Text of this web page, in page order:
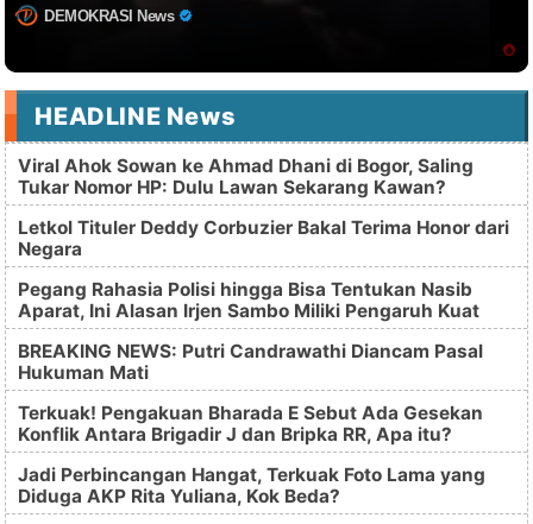
DEMOKRASI News
HEADLINE News
Viral Ahok Sowan ke Ahmad Dhani di Bogor, Saling
Tukar Nomor HP: Dulu Lawan Sekarang Kawan?
Letkol Tituler Deddy Corbuzier Bakal Terima Honor dari
Negara
Pegang Rahasia Polisi hingga Bisa Tentukan Nasib
Aparat, Ini Alasan Irjen Sambo Miliki Pengaruh Kuat
BREAKING NEWS: Putri Candrawathi Diancam Pasal
Hukuman Mati
Terkuak! Pengakuan Bharada E Sebut Ada Gesekan
Konflik Antara Brigadir J dan Bripka RR, Apa itu?
Jadi Perbincangan Hangat, Terkuak Foto Lama yang
Diduga AKP Rita Yuliana, Kok Beda?